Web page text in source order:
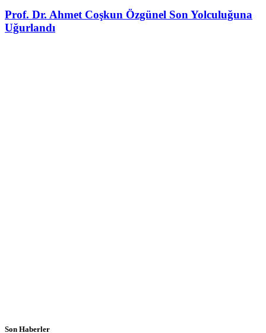
Prof. Dr. Ahmet Coşkun Özgünel Son Yolculuğuna
Uğurlandı
Son Haberler